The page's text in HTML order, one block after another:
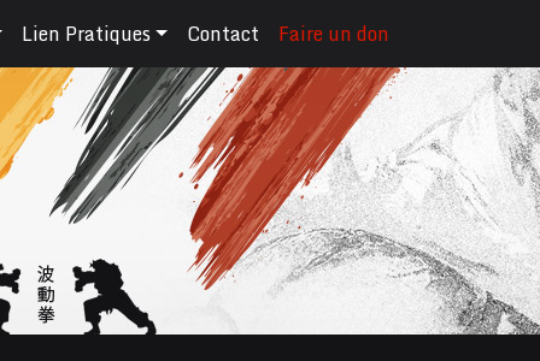
Lien Pratiques Contact Faire un don